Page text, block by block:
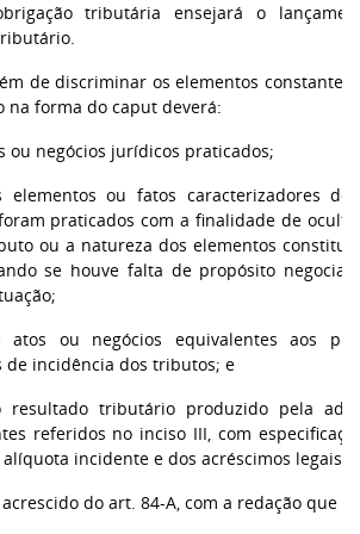
tributária ensejará o
de discriminar os elementos constantes
na forma do caput deverá:
ou negócios jurídicos praticados;
ou fatos caracterizadores
praticados com a finalidade de
ou a natureza dos elementos
se houve falta de propósito
ou negócios equivalentes aos
de incidência dos tributos; e
resultado tributário produzido pela
referidos no inciso III, com
incidente e dos acréscimos legais.”
acrescido do art. 84-A, com a redação que